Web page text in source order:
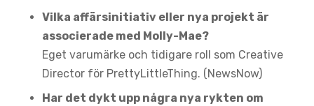
Vilka affärsinitiativ eller nya projekt är
associerade med Molly-Mae?
Eget varumärke och tidigare roll som Creative
Director för PrettyLittleThing. (NewsNow)
Har det dykt upp några nya rykten om